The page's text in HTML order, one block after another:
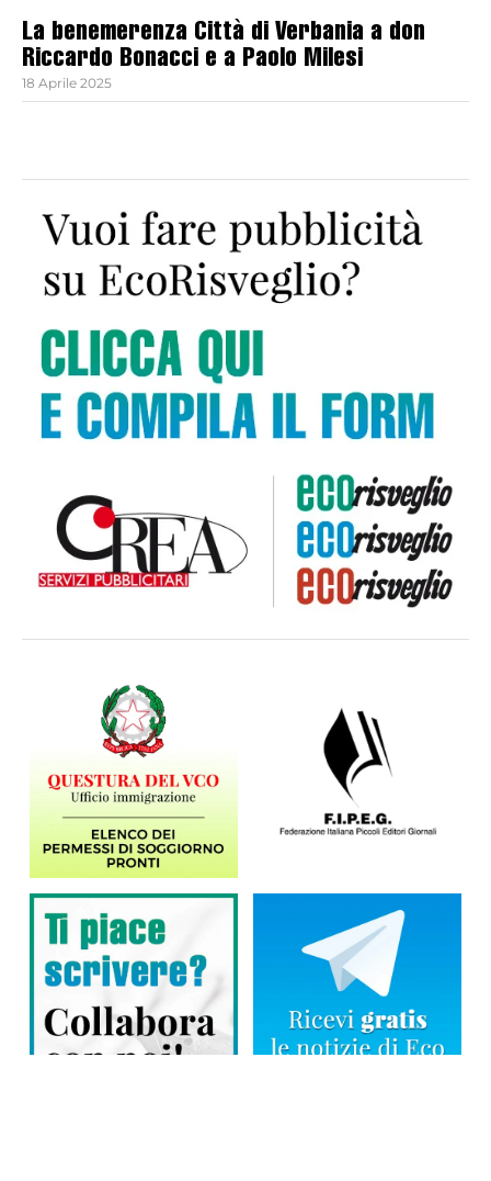
La benemerenza Città di Verbania a don
Riccardo Bonacci e a Paolo Milesi
18 Aprile 2025